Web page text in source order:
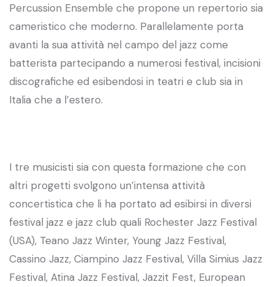
Percussion Ensemble che propone un repertorio sia
cameristico che moderno. Parallelamente porta
avanti la sua attività nel campo del jazz come
batterista partecipando a numerosi festival, incisioni
discografiche ed esibendosi in teatri e club sia in
Italia che a l’estero.
I tre musicisti sia con questa formazione che con
altri progetti svolgono un’intensa attività
concertistica che li ha portato ad esibirsi in diversi
festival jazz e jazz club quali Rochester Jazz Festival
(USA), Teano Jazz Winter, Young Jazz Festival,
Cassino Jazz, Ciampino Jazz Festival, Villa Simius Jazz
Festival, Atina Jazz Festival, Jazzit Fest, European